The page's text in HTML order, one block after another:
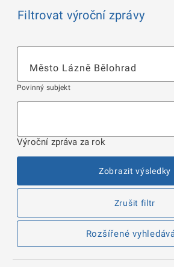
Filtrovat výroční zprávy
Povinný subjekt
Výroční zpráva za rok
Zobrazit výsledky
Zrušit filtr
Rozšířené